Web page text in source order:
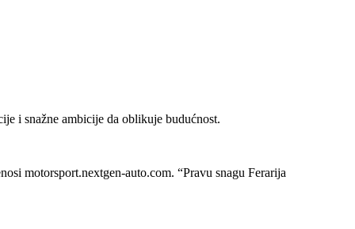
i snažne ambicije da oblikuje budućnost.
motorsport.nextgen-auto.com. “Pravu snagu Ferarija